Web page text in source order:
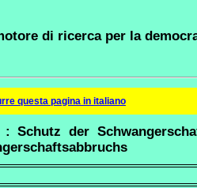
di ricerca per la
questa pagina in italiano
Schutz der